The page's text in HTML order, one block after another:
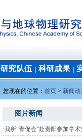
研究队伍 科研成果│
您现在的位置： 首页 > 新闻动
图片新闻
·我所“青促会”赴贵阳参加学